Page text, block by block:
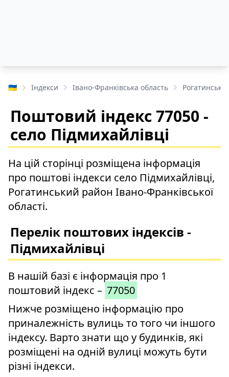
🇺🇦 Індекси Івано-Франківська область
Поштовий індекс 77050 -
село Підмихайлівці
На цій сторінці розміщена інформація
про поштові індекси село Підмихайлівці,
Рогатинський район Івано-Франківської
області.
Перелік поштових індексів -
Підмихайлівці
В нашій базі є інформація про 1
поштовий індекс – 77050
Нижче розміщено інформацію про
приналежність вулиць то того чи іншого
індексу. Варто знати що у будинків, які
розміщені на одній вулиці можуть бути
різні індекси.